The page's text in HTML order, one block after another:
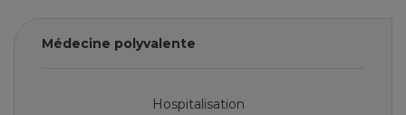
Médecine polyvalente
Hospitalisation